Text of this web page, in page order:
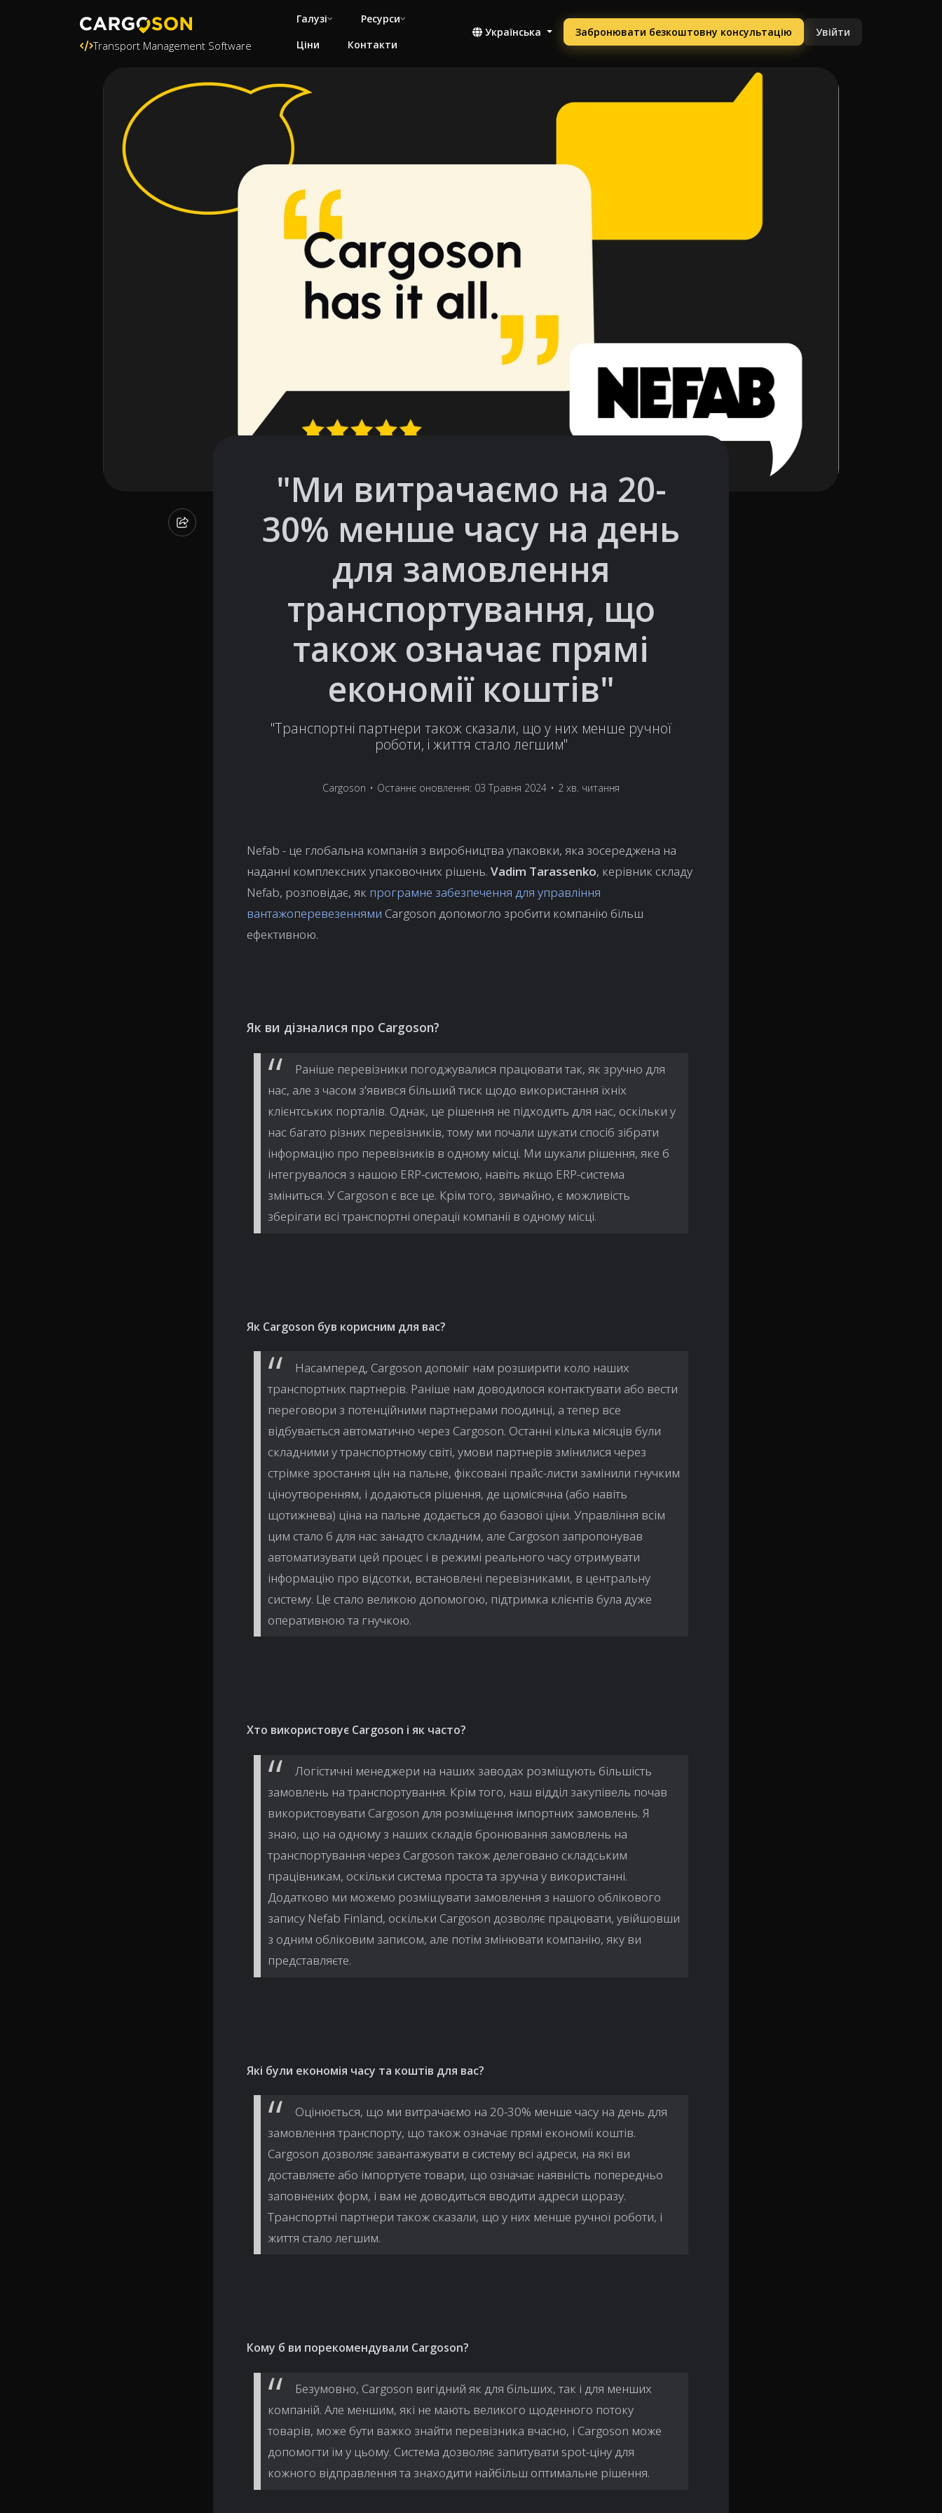
Transport Management Software
Галузі
Ресурси
Ціни
Контакти
Українська Забронювати безкоштовну консультацію Увійти
"Ми витрачаємо на 20-
30% менше часу на день
для замовлення
транспортування, що
також означає прямі
економії коштів"
"Транспортні партнери також сказали, що у них менше ручної
роботи, і життя стало легшим"
Cargoson • Останнє оновлення: 03 Травня 2024 • 2 хв. читання
Nefab - це глобальна компанія з виробництва упаковки, яка зосереджена на
наданні комплексних упаковочних рішень. Vadim Tarassenko, керівник складу
Nefab, розповідає, як програмне забезпечення для управління
вантажоперевезеннями Cargoson допомогло зробити компанію більш
ефективною.
Як ви дізналися про Cargoson?
Раніше перевізники погоджувалися працювати так, як зручно для
нас, але з часом з'явився більший тиск щодо використання їхніх
клієнтських порталів. Однак, це рішення не підходить для нас, оскільки у
нас багато різних перевізників, тому ми почали шукати спосіб зібрати
інформацію про перевізників в одному місці. Ми шукали рішення, яке б
інтегрувалося з нашою ERP-системою, навіть якщо ERP-система
зміниться. У Cargoson є все це. Крім того, звичайно, є можливість
зберігати всі транспортні операції компанії в одному місці.
Як Cargoson був корисним для вас?
Насамперед, Cargoson допоміг нам розширити коло наших
транспортних партнерів. Раніше нам доводилося контактувати або вести
переговори з потенційними партнерами поодинці, а тепер все
відбувається автоматично через Cargoson. Останні кілька місяців були
складними у транспортному світі, умови партнерів змінилися через
стрімке зростання цін на пальне, фіксовані прайс-листи замінили гнучким
ціноутворенням, і додаються рішення, де щомісячна (або навіть
щотижнева) ціна на пальне додається до базової ціни. Управління всім
цим стало б для нас занадто складним, але Cargoson запропонував
автоматизувати цей процес і в режимі реального часу отримувати
інформацію про відсотки, встановлені перевізниками, в центральну
систему. Це стало великою допомогою, підтримка клієнтів була дуже
оперативною та гнучкою.
Хто використовує Cargoson і як часто?
Логістичні менеджери на наших заводах розміщують більшість
замовлень на транспортування. Крім того, наш відділ закупівель почав
використовувати Cargoson для розміщення імпортних замовлень. Я
знаю, що на одному з наших складів бронювання замовлень на
транспортування через Cargoson також делеговано складським
працівникам, оскільки система проста та зручна у використанні.
Додатково ми можемо розміщувати замовлення з нашого облікового
запису Nefab Finland, оскільки Cargoson дозволяє працювати, увійшовши
з одним обліковим записом, але потім змінювати компанію, яку ви
представляєте.
Які були економія часу та коштів для вас?
Оцінюється, що ми витрачаємо на 20-30% менше часу на день для
замовлення транспорту, що також означає прямі економії коштів.
Cargoson дозволяє завантажувати в систему всі адреси, на які ви
доставляєте або імпортуєте товари, що означає наявність попередньо
заповнених форм, і вам не доводиться вводити адреси щоразу.
Транспортні партнери також сказали, що у них менше ручної роботи, і
життя стало легшим.
Кому б ви порекомендували Cargoson?
Безумовно, Cargoson вигідний як для більших, так і для менших
компаній. Але меншим, які не мають великого щоденного потоку
товарів, може бути важко знайти перевізника вчасно, і Cargoson може
допомогти їм у цьому. Система дозволяє запитувати spot-ціну для
кожного відправлення та знаходити найбільш оптимальне рішення.